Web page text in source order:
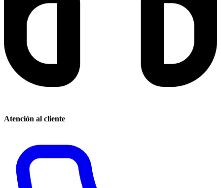
Atención al cliente